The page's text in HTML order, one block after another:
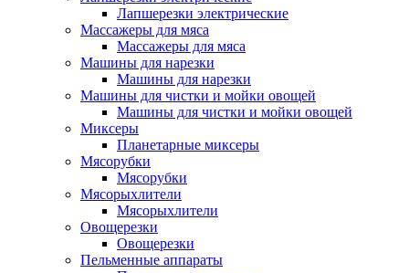
Лапшерезки электрические
Массажеры для мяса
Массажеры для мяса
Машины для нарезки
Машины для нарезки
Машины для чистки и мойки овощей
Машины для чистки и мойки овощей
Миксеры
Планетарные миксеры
Мясорубки
Мясорубки
Мясорыхлители
Мясорыхлители
Овощерезки
Овощерезки
Пельменные аппараты